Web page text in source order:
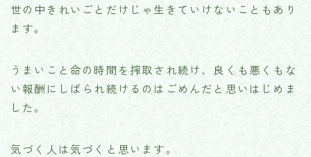
世の中きれいごとだけじゃ生きていけないこともあり
ます。
うまいこと命の時間を搾取され続け、良くも悪くもな
い報酬にしばられ続けるのはごめんだと思いはじめま
した。
気づく人は気づくと思います。